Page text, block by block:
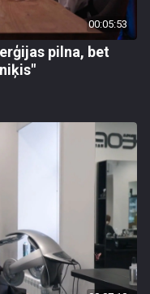
00:05:53
pilna, bet